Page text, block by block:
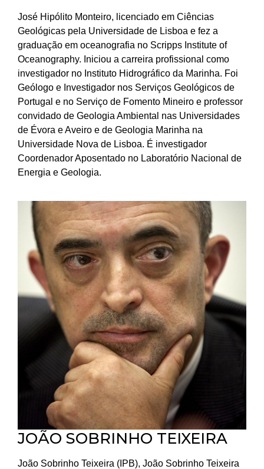
José Hipólito Monteiro, licenciado em Ciências
Geológicas pela Universidade de Lisboa e fez a
graduação em oceanografia no Scripps Institute of
Oceanography. Iniciou a carreira profissional como
investigador no Instituto Hidrográfico da Marinha. Foi
Geólogo e Investigador nos Serviços Geológicos de
Portugal e no Serviço de Fomento Mineiro e professor
convidado de Geologia Ambiental nas Universidades
de Évora e Aveiro e de Geologia Marinha na
Universidade Nova de Lisboa. É investigador
Coordenador Aposentado no Laboratório Nacional de
Energia e Geologia.
JOÃO SOBRINHO TEIXEIRA
João Sobrinho Teixeira (IPB), João Sobrinho Teixeira